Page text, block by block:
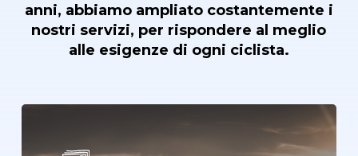
anni, abbiamoampliato costantemente i
nostri servizi, per rispondere al meglio
alle esigenze di ogni ciclista.